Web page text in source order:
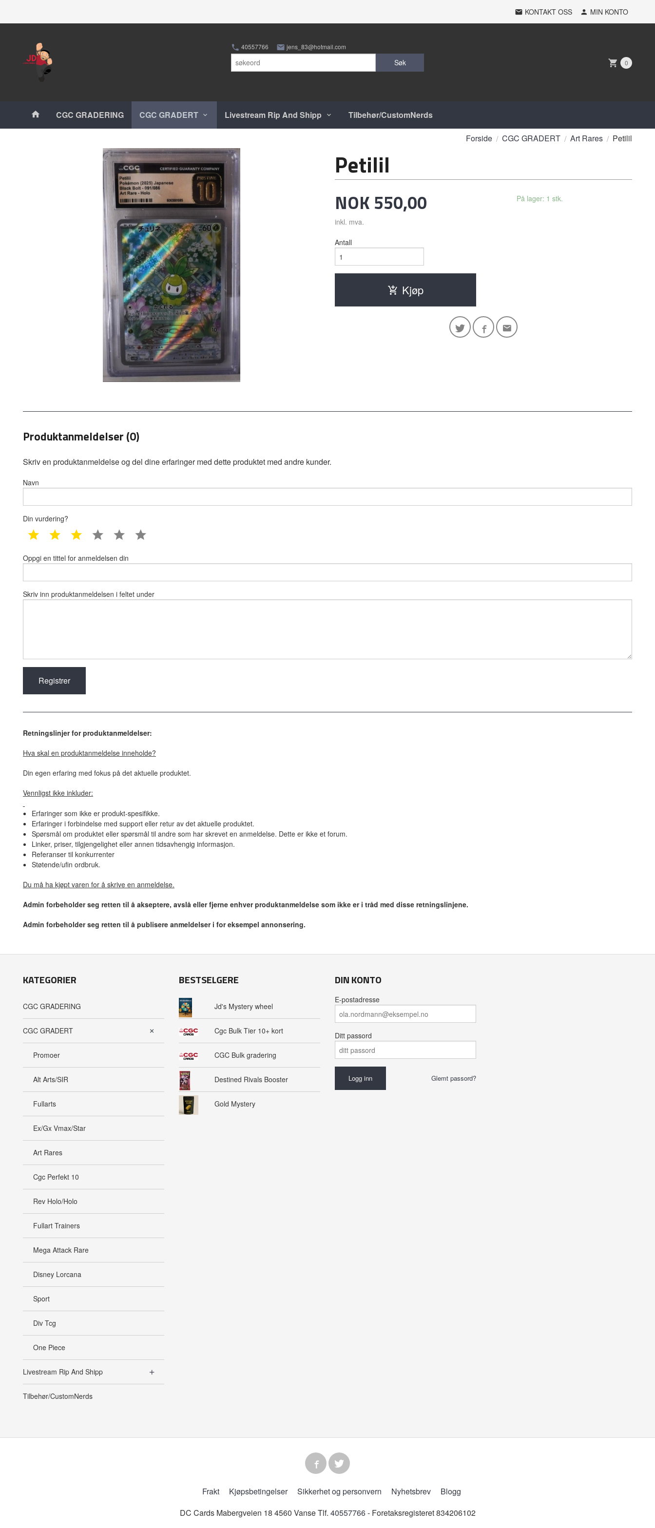
KONTAKT OSS MIN KONTO
40557766 jens_83@hotmail.com
Søk 0
Produkter
CGC GRADERING CGC GRADERT Livestream Rip And Shipp Tilbehør/CustomNerds
Forside CGC GRADERT Art Rares Petilil
Petilil
Pris
NOK 550,00
inkl. mva.
På lager: 1 stk.
Antall
Kjøp
Produktanmeldelser (0)
Skriv en produktanmeldelse og del dine erfaringer med dette produktet med andre kunder.
Navn
Din vurdering?
1 star 2 star 3 star 4 star 5 star
Oppgi en tittel for anmeldelsen din
Skriv inn produktanmeldelsen i feltet under
Retningslinjer for produktanmeldelser:
Hva skal en produktanmeldelse inneholde?
Din egen erfaring med fokus på det aktuelle produktet.
Vennligst ikke inkluder:
Erfaringer som ikke er produkt-spesifikke.
Erfaringer i forbindelse med support eller retur av det aktuelle produktet.
Spørsmål om produktet eller spørsmål til andre som har skrevet en anmeldelse. Dette er ikke et forum.
Linker, priser, tilgjengelighet eller annen tidsavhengig informasjon.
Referanser til konkurrenter
Støtende/ufin ordbruk.
Du må ha kjøpt varen for å skrive en anmeldelse.
Admin forbeholder seg retten til å akseptere, avslå eller fjerne enhver produktanmeldelse som ikke er i tråd med disse retningslinjene.
Admin forbeholder seg retten til å publisere anmeldelser i for eksempel annonsering.
KATEGORIER
CGC GRADERING
CGC GRADERT
Promoer
Alt Arts/SIR
Fullarts
Ex/Gx Vmax/Star
Art Rares
Cgc Perfekt 10
Rev Holo/Holo
Fullart Trainers
Mega Attack Rare
Disney Lorcana
Sport
Div Tcg
One Piece
Livestream Rip And Shipp
Tilbehør/CustomNerds
BESTSELGERE
Jd's Mystery wheel
Cgc Bulk Tier 10+ kort
CGC Bulk gradering
Destined Rivals Booster
Gold Mystery
DIN KONTO
E-postadresse
Ditt passord
Glemt passord?
Frakt Kjøpsbetingelser Sikkerhet og personvern Nyhetsbrev
Blogg
DC Cards Mabergveien 18 4560 Vanse Tlf. 40557766- Foretaksregisteret 834206102